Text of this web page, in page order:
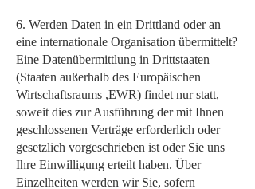
6. Werden Daten in ein Drittland oder an
eine internationale Organisation übermittelt?
Eine Datenübermittlung in Drittstaaten
(Staaten außerhalb des Europäischen
Wirtschaftsraums ,EWR) findet nur statt,
soweit dies zur Ausführung der mit Ihnen
geschlossenen Verträge erforderlich oder
gesetzlich vorgeschrieben ist oder Sie uns
Ihre Einwilligung erteilt haben. Über
Einzelheiten werden wir Sie, sofern